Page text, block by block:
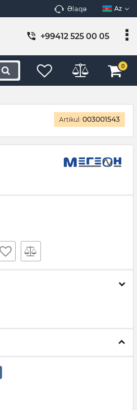
Əlaqə Az
+99412 525 00 05
0
Artikul: 003001543